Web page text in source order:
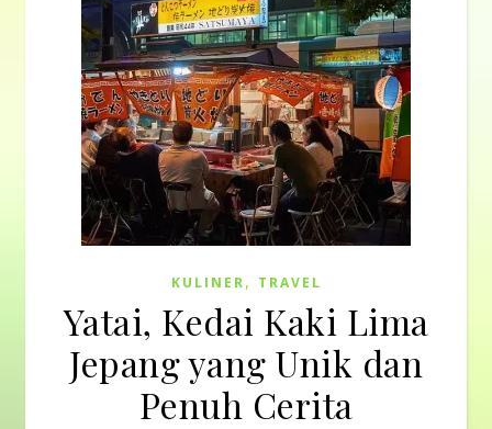
KULINER, TRAVEL
Yatai, Kedai Kaki Lima
Jepang yang Unik dan
Penuh Cerita